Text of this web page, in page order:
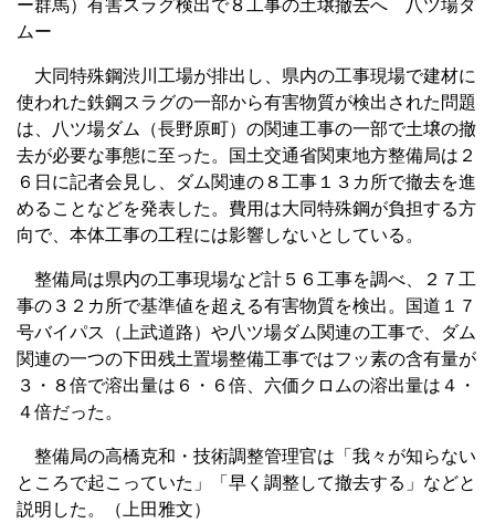
ー群馬）有害スラグ検出で８工事の土壌撤去へ 八ツ場ダ
ムー
大同特殊鋼渋川工場が排出し、県内の工事現場で建材に
使われた鉄鋼スラグの一部から有害物質が検出された問題
は、八ツ場ダム（長野原町）の関連工事の一部で土壌の撤
去が必要な事態に至った。国土交通省関東地方整備局は２
６日に記者会見し、ダム関連の８工事１３カ所で撤去を進
めることなどを発表した。費用は大同特殊鋼が負担する方
向で、本体工事の工程には影響しないとしている。
整備局は県内の工事現場など計５６工事を調べ、２７工
事の３２カ所で基準値を超える有害物質を検出。国道１７
号バイパス（上武道路）や八ツ場ダム関連の工事で、ダム
関連の一つの下田残土置場整備工事ではフッ素の含有量が
３・８倍で溶出量は６・６倍、六価クロムの溶出量は４・
４倍だった。
整備局の高橋克和・技術調整管理官は「我々が知らない
ところで起こっていた」「早く調整して撤去する」などと
説明した。（上田雅文）